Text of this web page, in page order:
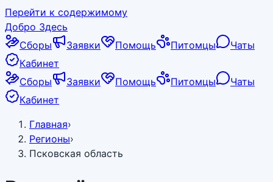
Перейти к содержимому
Добро Здесь
Сборы
Заявки Помощь Питомцы
Чаты
Кабинет
Сборы
Заявки Помощь Питомцы
Чаты
Кабинет
Главная›
Регионы›
Псковская область